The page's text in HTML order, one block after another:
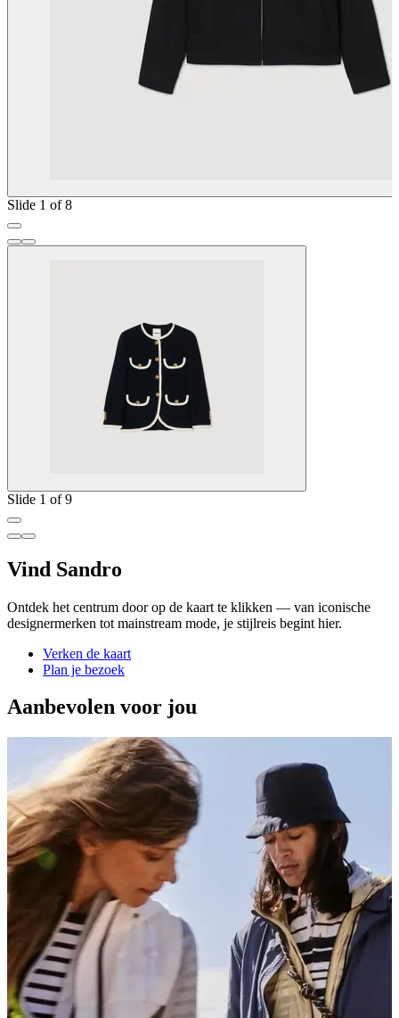
Slide 1 of 8
Slide 1 of 9
Vind Sandro
Ontdek het centrum door op de kaart te klikken — van iconische
designermerken tot mainstream mode, je stijlreis begint hier.
Verken de kaart
Plan je bezoek
Aanbevolen voor jou